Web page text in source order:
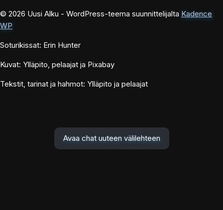
© 2026 Uusi Alku - WordPress-teema suunnittelijalta Kadence
WP
Soturikissat: Erin Hunter
Kuvat: Ylläpito, pelaajat ja Pixabay
Tekstit, tarinat ja hahmot: Ylläpito ja pelaajat
Avaa chat uuteen välilehteen